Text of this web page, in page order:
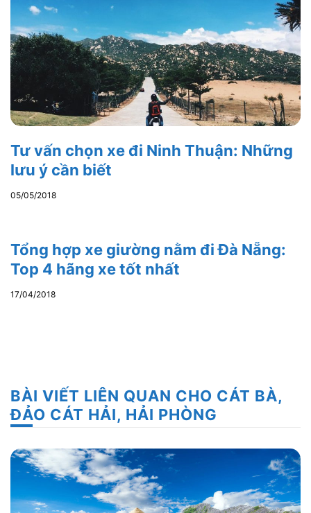
Tư vấn chọn xe đi Ninh Thuận: Những
lưu ý cần biết
05/05/2018
Tổng hợp xe giường nằm đi Đà Nẵng:
Top 4 hãng xe tốt nhất
17/04/2018
BÀI VIẾT LIÊN QUAN CHO CÁT BÀ,
ĐẢO CÁT HẢI, HẢI PHÒNG